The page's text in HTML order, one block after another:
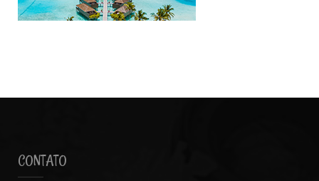
CONTATO